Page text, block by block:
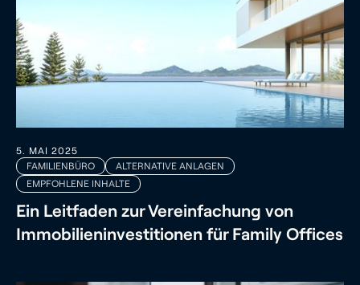
5. MAI 2025
FAMILIENBÜRO
ALTERNATIVE ANLAGEN
EMPFOHLENE INHALTE
Ein Leitfaden zur Vereinfachung von
Immobilieninvestitionen für Family Offices